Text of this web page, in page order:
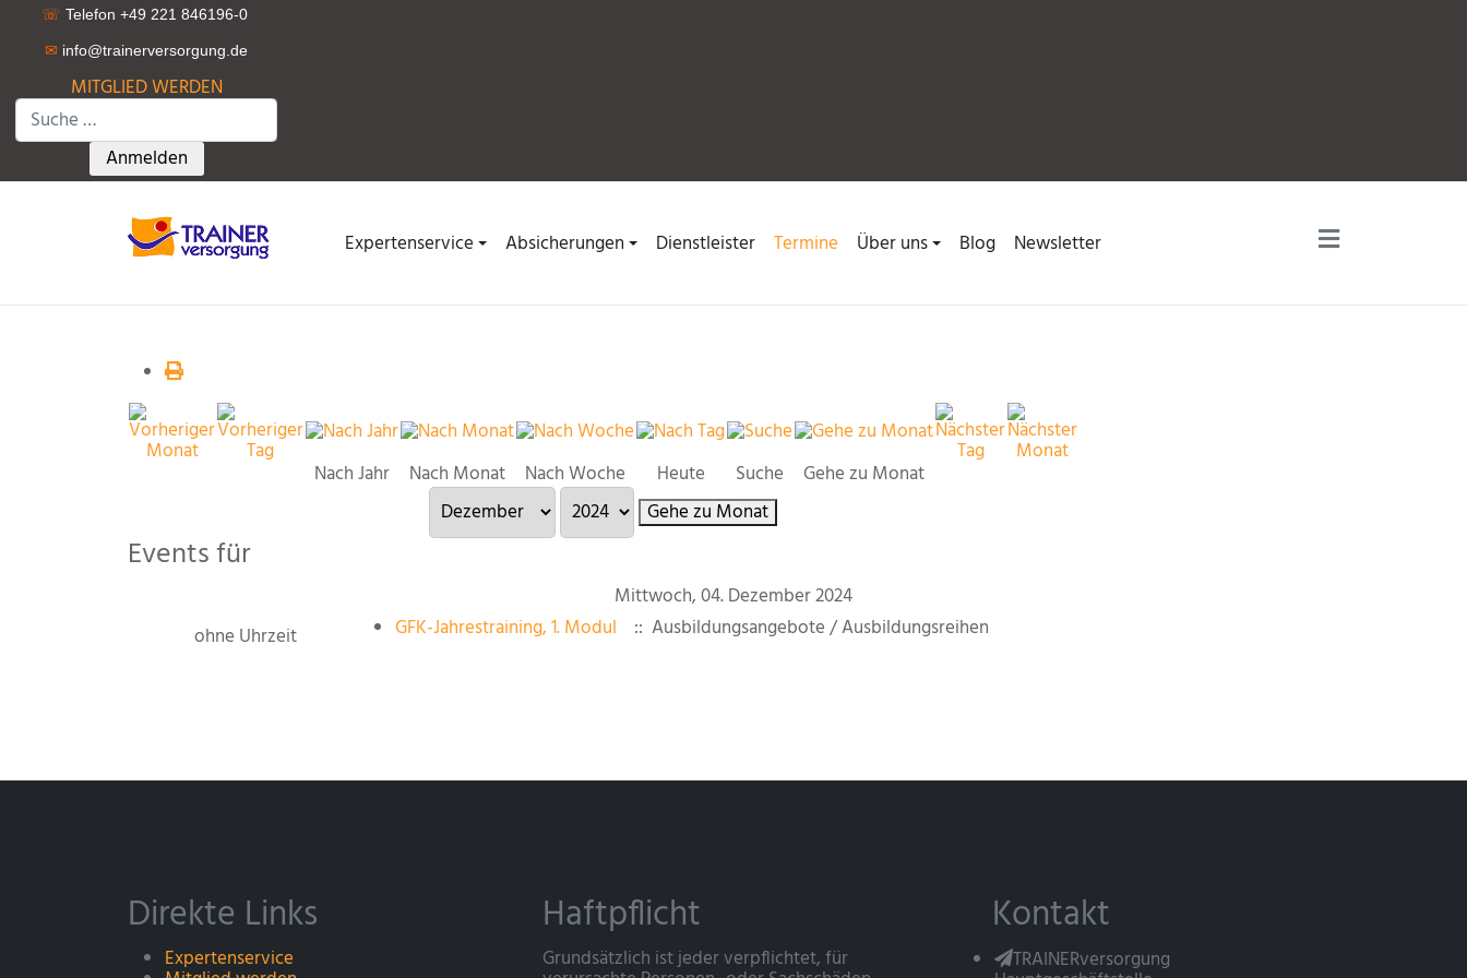
☏ Telefon +49 221 846196-0
✉ info@trainerversorgung.de
MITGLIED WERDEN
Suchen
Type 2 or more characters for results.
Anmelden
Expertenservice Absicherungen Dienstleister Termine Über uns Blog Newsletter
Nach Jahr Nach Monat Nach Woche Heute Suche
Gehe zu Monat
Gehe zu Monat
Events für
Mittwoch, 04. Dezember 2024
ohne Uhrzeit
GFK-Jahrestraining, 1. Modul :: Ausbildungsangebote / Ausbildungsreihen
Direkte Links
Expertenservice
Haftpflicht
Grundsätzlich ist jeder verpflichtet, für
Kontakt
TRAINERversorgung